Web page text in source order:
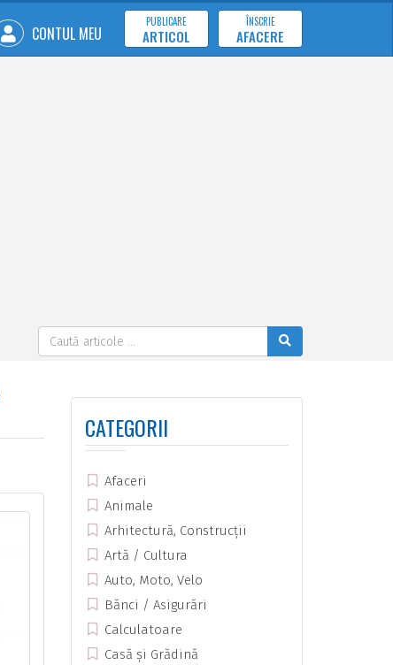
CONTUL MEU
PUBLICARE
ARTICOL
ÎNSCRIE
AFACERE
CATEGORII
Afaceri
Animale
Arhitectură, Construcții
Artă / Cultura
Auto, Moto, Velo
Bănci / Asigurări
Calculatoare
Casă și Grădină